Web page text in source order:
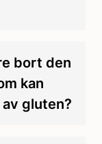
bort den
kan
gluten?